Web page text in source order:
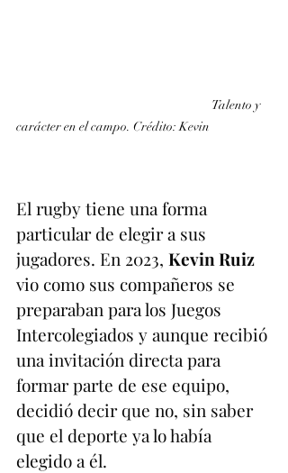
carácter en el campo. Crédito: Kevin
El rugby tiene una forma
particular de elegir a sus
jugadores. En 2023, Kevin Ruiz
vio como sus compañeros se
preparaban para los Juegos
Intercolegiados y aunque recibió
una invitación directa para
formar parte de ese equipo,
decidió decir que no, sin saber
que el deporte ya lo había
elegido a él.